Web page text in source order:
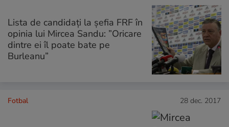
Lista de candidați la șefia FRF în
opinia lui Mircea Sandu: ”Oricare
dintre ei îl poate bate pe
Burleanu”
Fotbal 28 dec. 2017